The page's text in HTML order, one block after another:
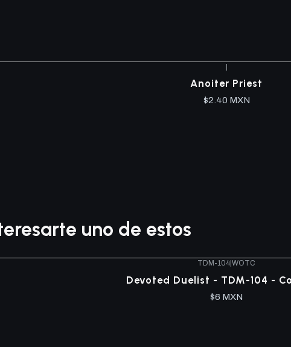
Anoiter Priest
$2.40 MXN
uno de estos
TDM-104 WOTC
Devoted Duelist - TDM-104 -
$6 MXN